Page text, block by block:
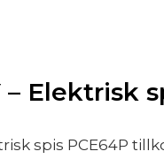
– Elektrisk
spis PCE64P